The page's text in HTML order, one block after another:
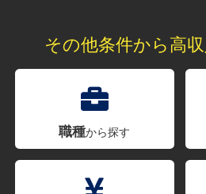
その他条件から高
職種から探す